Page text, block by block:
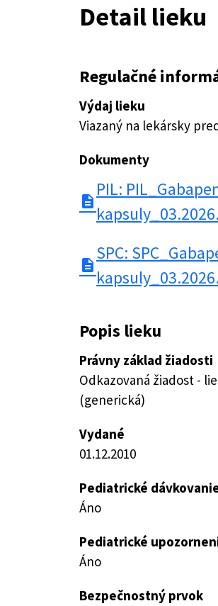
Detail lieku
Regulačné
Výdaj lieku
Viazaný na lekársky
Dokumenty
description
PIL:
description
SPC:
Popis lieku
Právny základ žiadosti
Odkazovaná žiadost -
(generická)
Vydané
01.12.2010
Pediatrické
Áno
Pediatrické
Áno
Bezpečnostný prvok